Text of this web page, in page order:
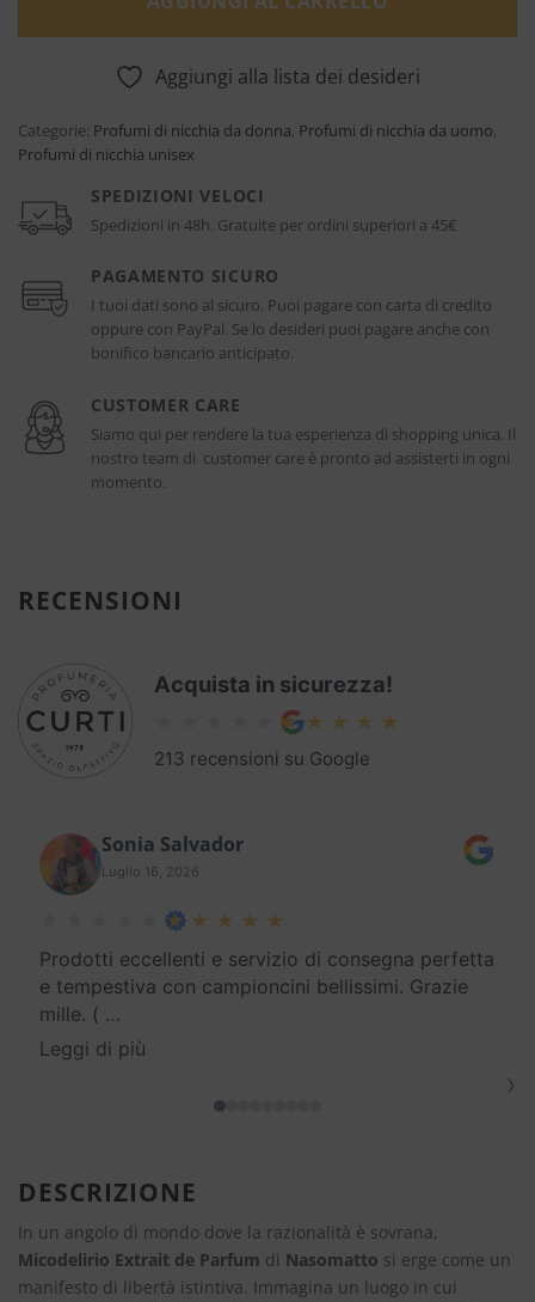
Aggiungi alla lista dei desideri
Categorie: Profumi di nicchia da donna, Profumi di nicchia da uomo,
Profumi di nicchia unisex
SPEDIZIONI VELOCI
Spedizioni in 48h. Gratuite per ordini superiori a 45€
PAGAMENTO SICURO
I tuoi dati sono al sicuro. Puoi pagare con carta di credito
oppure con PayPal. Se lo desideri puoi pagare anche con
bonifico bancario anticipato.
CUSTOMER CARE
Siamo qui per rendere la tua esperienza di shopping unica. Il
nostro team di customer care è pronto ad assisterti in ogni
momento.
RECENSIONI
Acquista in sicurezza!
213 recensioni su Google
Sonia Salvador
Luglio 16, 2026
Prodotti eccellenti e servizio di consegna perfetta
e tempestiva con campioncini bellissimi. Grazie
mille. ( …
Leggi di più
›
DESCRIZIONE
In un angolo di mondo dove la razionalità è sovrana,
Micodelirio Extrait de Parfum di Nasomatto si erge come un
manifesto di libertà istintiva. Immagina un luogo in cui